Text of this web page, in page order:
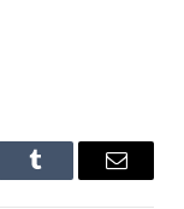
Tumblr Email